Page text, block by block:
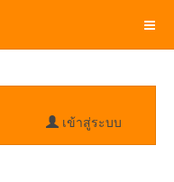
เข้าสู่ระบบ